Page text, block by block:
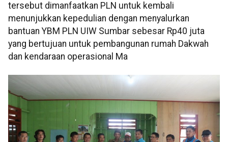
tersebut dimanfaatkan PLN untuk kembali
menunjukkan kepedulian dengan menyalurkan
bantuan YBM PLN UIW Sumbar sebesar Rp40 juta
yang bertujuan untuk pembangunan rumah Dakwah
dan kendaraan operasional Ma